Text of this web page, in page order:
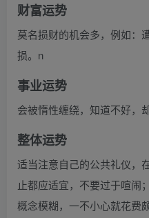
财富运势
莫名损财的机会多，例如：
损。n
事业运势
会被惰性缠绕，知道不好，
整体运势
适当注意自己的公共礼仪，
止都应适宜，不要过于喧闹
概念模糊，一不小心就花费